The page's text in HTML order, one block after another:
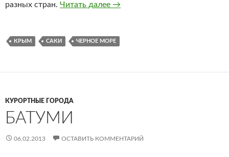
разных стран. Читать далее Отдых в Крыму
→
КРЫМ САКИ ЧЕРНОЕ МОРЕ
КУРОРТНЫЕ ГОРОДА
БАТУМИ
06.02.2013 ОСТАВИТЬ КОММЕНТАРИЙ